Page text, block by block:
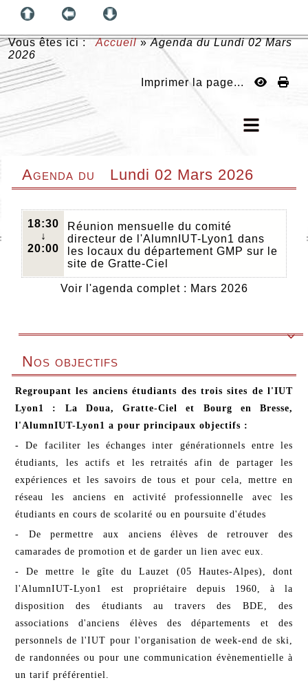
Vous êtes ici :Accueil»Agenda duLundi 02 Mars
2026
Imprimer la page...
Agenda du Lundi 02 Mars 2026
18:30
↓
20:00
Réunion mensuelle du comité
directeur de l'AlumnIUT-Lyon1 dans
les locaux du département GMP sur le
site de Gratte-Ciel
Voir l'agenda complet : Mars 2026

Nos objectifs
Regroupant les anciens étudiants des trois sites de l'IUT
Lyon1 : La Doua, Gratte-Ciel et Bourg en Bresse,
l'AlumnIUT-Lyon1 a pour principaux objectifs :
- De faciliter les échanges inter générationnels entre les
étudiants, les actifs et les retraités afin de partager les
expériences et les savoirs de tous et pour cela, mettre en
réseau les anciens en activité professionnelle avec les
étudiants en cours de scolarité ou en poursuite d'études
- De permettre aux anciens élèves de retrouver des
camarades de promotion et de garder un lien avec eux.
- De mettre le gîte du Lauzet (05 Hautes-Alpes), dont
l'AlumnIUT-Lyon1 est propriétaire depuis 1960, à la
disposition des étudiants au travers des BDE, des
associations d'anciens élèves des départements et des
personnels de l'IUT pour l'organisation de week-end de ski,
de randonnées ou pour une communication évènementielle à
un tarif préférentiel.